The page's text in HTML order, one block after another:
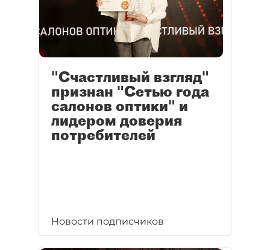
"Счастливый взгляд"
признан "Сетью года
салонов оптики" и
лидером доверия
потребителей
Новости подписчиков